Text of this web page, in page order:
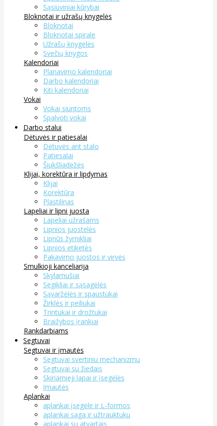
Sąsiuviniai kūrybai
Bloknotai ir užrašų knygelės
Bloknotai
Bloknotai spirale
Užrašų knygelės
Svečių knygos
Kalendoriai
Planavimo kalendoriai
Darbo kalendoriai
Kiti kalendoriai
Vokai
Vokai siuntoms
Spalvoti vokai
Darbo stalui
Dėtuvės ir patiesalai
Dėtuvės ant stalo
Patiesalai
Šiukšliadėžės
Klijai, korektūra ir lipdymas
Klijai
Korektūra
Plastilinas
Lapeliai ir lipni juosta
Lapeliai užrašams
Lipnios juostelės
Lipnūs žymikliai
Lipnios etiketės
Pakavimo juostos ir virvės
Smulkioji kanceliarija
Skylamušiai
Segikliai ir sąsagėlės
Sąvaržėlės ir spaustukai
Žirklės ir peiliukai
Trintukai ir drožtukai
Braižybos įrankiai
Rankdarbiams
Segtuvai
Segtuvai ir įmautės
Segtuvai svertiniu mechanizmu
Segtuvai su žiedais
Skiriamieji lapai ir įsegėlės
Įmautės
Aplankai
aplankai įsegėle ir L-formos
aplankai saga ir užtrauktuku
aplankai su atvartais